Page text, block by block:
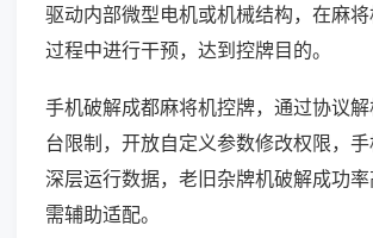
驱动内部微型电机或机械结构，在麻
过程中进行干预，达到控牌目的。
手机破解成都麻将机控牌，通过协议
台限制，开放自定义参数修改权限，
深层运行数据，老旧杂牌机破解成功
需辅助适配。